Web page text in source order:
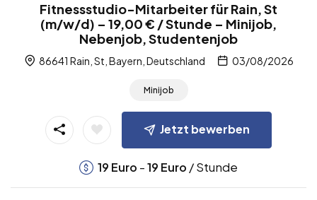
Fitnessstudio-Mitarbeiter für Rain, St
(m/w/d) – 19,00 € / Stunde – Minijob,
Nebenjob, Studentenjob
86641 Rain, St, Bayern, Deutschland 03/08/2026
Minijob
Jetzt bewerben
19 Euro -19 Euro / Stunde